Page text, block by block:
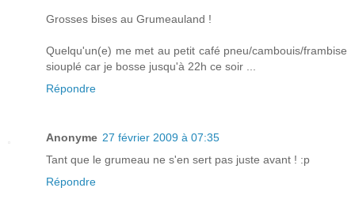
Grosses bises au Grumeauland !
Quelqu'un(e) me met au petit café pneu/cambouis/frambise
siouplé car je bosse jusqu'à 22h ce soir ...
Répondre
Anonyme 27 février 2009 à 07:35
Tant que le grumeau ne s'en sert pas juste avant ! :p
Répondre